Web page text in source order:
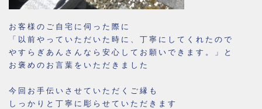
お客様のご自宅に伺った際に
「以前やっていただいた時に、丁寧にしてくれたので
やすらぎあんさんなら安心してお願いできます。」と
お褒めのお言葉をいただきました
今回お手伝いさせていただくご縁も
しっかりと丁寧に彫らせていただきます